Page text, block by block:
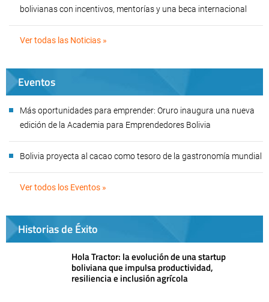
bolivianas con incentivos, mentorías y una beca internacional
Ver todas las Noticias »
Eventos
Más oportunidades para emprender: Oruro inaugura una nueva
edición de la Academia para Emprendedores Bolivia
Bolivia proyecta al cacao como tesoro de la gastronomía mundial
Ver todos los Eventos »
Historias de Éxito
Hola Tractor: la evolución de una startup
boliviana que impulsa productividad,
resiliencia e inclusión agrícola